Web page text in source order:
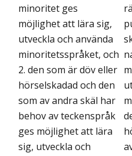
minoritet ges
möjlighet att lära sig,
utveckla och använda
minoritetsspråket, och
2. den som är döv eller
hörselskadad och den
som av andra skäl har
behov av teckenspråk
ges möjlighet att lära
sig, utveckla och